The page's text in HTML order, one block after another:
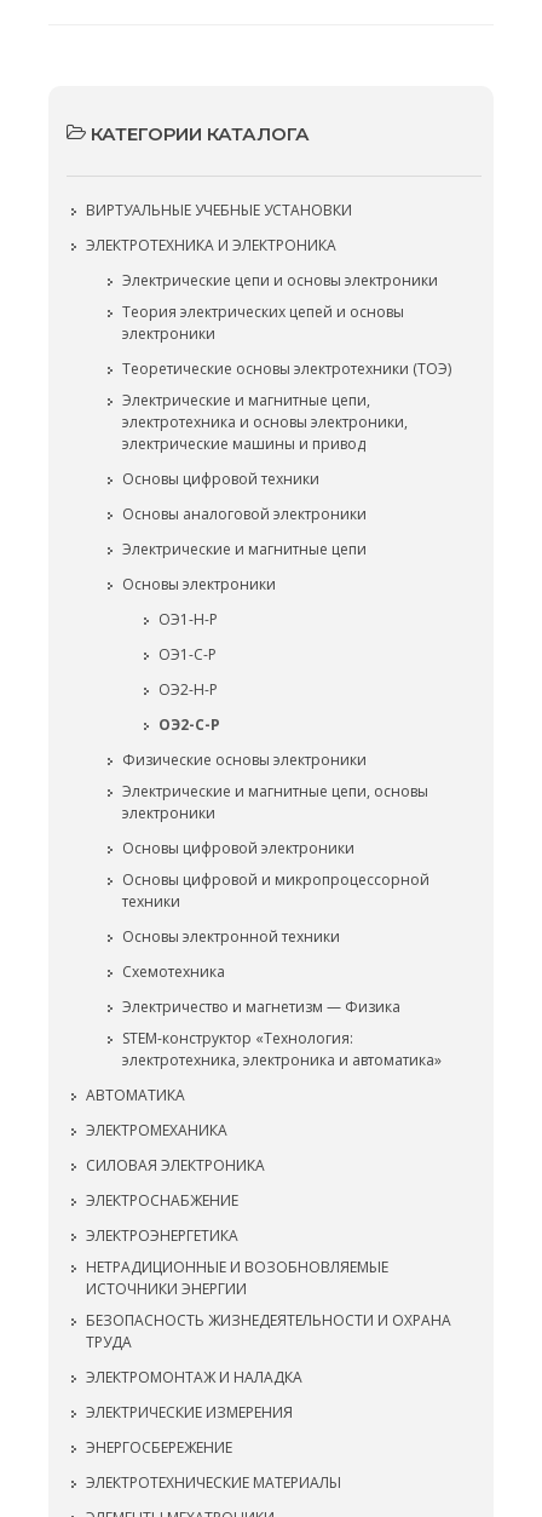
КАТЕГОРИИ КАТАЛОГА
ВИРТУАЛЬНЫЕ УЧЕБНЫЕ УСТАНОВКИ
ЭЛЕКТРОТЕХНИКА И ЭЛЕКТРОНИКА
Электрические цепи и основы электроники
Теория электрических цепей и основы
электроники
Теоретические основы электротехники (ТОЭ)
Электрические и магнитные цепи,
электротехника и основы электроники,
электрические машины и привод
Основы цифровой техники
Основы аналоговой электроники
Электрические и магнитные цепи
Основы электроники
ОЭ1-Н-Р
ОЭ1-С-Р
ОЭ2-Н-Р
ОЭ2-С-Р
Физические основы электроники
Электрические и магнитные цепи, основы
электроники
Основы цифровой электроники
Основы цифровой и микропроцессорной
техники
Основы электронной техники
Схемотехника
Электричество и магнетизм — Физика
STEM-конструктор «Технология:
электротехника, электроника и автоматика»
АВТОМАТИКА
ЭЛЕКТРОМЕХАНИКА
СИЛОВАЯ ЭЛЕКТРОНИКА
ЭЛЕКТРОСНАБЖЕНИЕ
ЭЛЕКТРОЭНЕРГЕТИКА
НЕТРАДИЦИОННЫЕ И ВОЗОБНОВЛЯЕМЫЕ
ИСТОЧНИКИ ЭНЕРГИИ
БЕЗОПАСНОСТЬ ЖИЗНЕДЕЯТЕЛЬНОСТИ И ОХРАНА
ТРУДА
ЭЛЕКТРОМОНТАЖ И НАЛАДКА
ЭЛЕКТРИЧЕСКИЕ ИЗМЕРЕНИЯ
ЭНЕРГОСБЕРЕЖЕНИЕ
ЭЛЕКТРОТЕХНИЧЕСКИЕ МАТЕРИАЛЫ